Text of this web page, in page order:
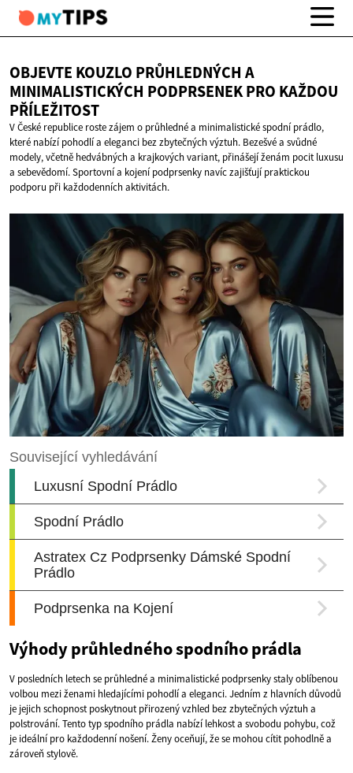
OBJEVTE KOUZLO PRŮHLEDNÝCH A
MINIMALISTICKÝCH PODPRSENEK PRO KAŽDOU
PŘÍLEŽITOST
V České republice roste zájem o průhledné a minimalistické spodní prádlo,
které nabízí pohodlí a eleganci bez zbytečných výztuh. Bezešvé a svůdné
modely, včetně hedvábných a krajkových variant, přinášejí ženám pocit luxusu
a sebevědomí. Sportovní a kojení podprsenky navíc zajišťují praktickou
podporu při každodenních aktivitách.
Výhody průhledného spodního prádla
V posledních letech se průhledné a minimalistické podprsenky staly oblíbenou
volbou mezi ženami hledajícími pohodlí a eleganci. Jedním z hlavních důvodů
je jejich schopnost poskytnout přirozený vzhled bez zbytečných výztuh a
polstrování. Tento typ spodního prádla nabízí lehkost a svobodu pohybu, což
je ideální pro každodenní nošení. Ženy oceňují, že se mohou cítit pohodlně a
zároveň stylově.